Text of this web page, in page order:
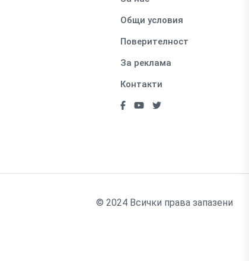
Общи условия
Поверителност
За реклама
Контакти
© 2024 Всички права запазени